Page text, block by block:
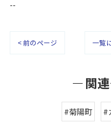
--
< 前のページ 一覧
関
#菊陽町 #